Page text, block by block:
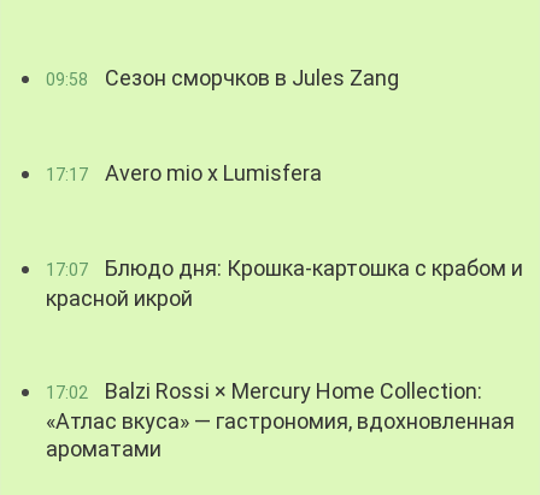
09:58 Сезон сморчков в Jules Zang
17:17 Avero mio x Lumisfera
17:07
Блюдо дня: Крошка-картошка с крабом и
красной икрой
17:02
Balzi Rossi × Mercury Home Collection:
«Атлас вкуса» — гастрономия, вдохновленная
ароматами